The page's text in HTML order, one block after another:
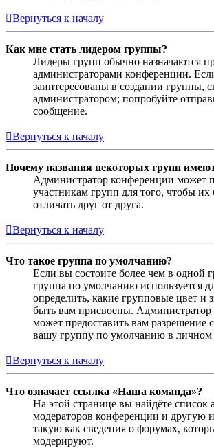
Вернуться к началу
Как мне стать лидером группы?
Лидеры групп обычно назначаются
администраторами конференции.
заинтересованы в создании группы,
администратором; попробуйте
сообщение.
Вернуться к началу
Почему названия некоторых групп
Администратор конференции может
участникам групп для того, чтобы
отличать друг от друга.
Вернуться к началу
Что такое группа по умолчанию?
Если вы состоите более чем в одной
группа по умолчанию используется
определить, какие групповые цвет и
быть вам присвоены.
может предоставить вам разрешение
вашу группу по умолчанию в личном
Вернуться к началу
Что означает ссылка «Наша команда»?
На этой странице вы найдёте список
модераторов конференции и другую
такую как сведения о форумах,
модерируют.